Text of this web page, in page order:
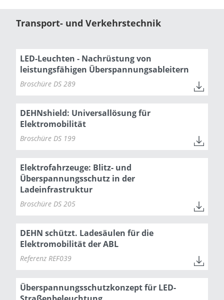
Transport- und Verkehrstechnik
LED-Leuchten - Nachrüstung von
leistungsfähigen Überspannungsableitern
Broschüre DS 289
DEHNshield: Universallösung für
Elektromobilität
Broschüre DS 199
Elektrofahrzeuge: Blitz- und
Überspannungsschutz in der
Ladeinfrastruktur
Broschüre DS 205
DEHN schützt. Ladesäulen für die
Elektromobilität der ABL
Referenz REF039
Überspannungsschutzkonzept für LED-